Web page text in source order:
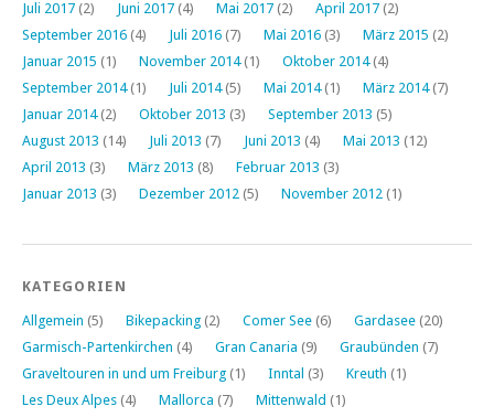
Juli 2017 (2) Juni 2017 (4) Mai 2017 (2) April 2017 (2)
September 2016 (4) Juli 2016 (7) Mai 2016 (3) März 2015 (2)
Januar 2015 (1) November 2014(1) Oktober 2014(4)
September 2014(1) Juli 2014(5) Mai 2014(1) März 2014(7)
Januar 2014(2) Oktober 2013 (3) September 2013 (5)
August 2013 (14) Juli 2013 (7) Juni 2013 (4) Mai 2013 (12)
April 2013 (3) März 2013 (8) Februar 2013 (3)
Januar 2013 (3) Dezember 2012 (5) November 2012 (1)
KATEGORIEN
Allgemein (5) Bikepacking (2) Comer See (6) Gardasee (20)
Garmisch-Partenkirchen (4) Gran Canaria (9) Graubünden (7)
Graveltouren in und um Freiburg (1) Inntal (3) Kreuth (1)
Les Deux Alpes (4) Mallorca (7) Mittenwald (1)